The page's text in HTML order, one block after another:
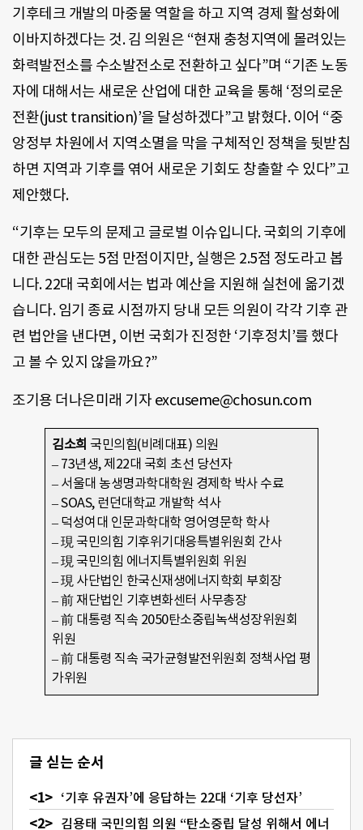
기후테크 개발의 마중물 역할을 하고 지역 경제 활성화에
이바지하겠다는 것. 김 의원은 “현재 충청지역에 몰려있는
화력발전소를 수소발전소로 전환하고 싶다”며 “기존 노동
자에 대해서는 새로운 산업에 대한 교육을 통해 ‘정의로운
전환(just transition)’을 달성하겠다”고 밝혔다. 이어 “중
앙정부 차원에서 지역소멸을 막을 구체적인 정책을 뒷받침
하면 지역과 기후를 엮어 새로운 기회도 창출할 수 있다”고
제안했다.
“기후는 모두의 문제고 글로벌 이슈입니다. 국회의 기후에
대한 관심도는 5점 만점이지만, 실행은 2.5점 정도라고 봅
니다. 22대 국회에서는 법과 예산을 지원해 실천에 옮기겠
습니다. 임기 종료 시점까지 당내 모든 의원이 각각 기후 관
련 법안을 낸다면, 이번 국회가 진정한 ‘기후정치’를 했다
고 볼 수 있지 않을까요?”
조기용 더나은미래 기자 excuseme@chosun.com
김소희 국민의힘(비례대표) 의원
– 73년생, 제22대 국회 초선 당선자
– 서울대 농생명과학대학원 경제학 박사 수료
– SOAS, 런던대학교 개발학 석사
– 덕성여대 인문과학대학 영어영문학 학사
– 現 국민의힘 기후위기대응특별위원회 간사
– 現 국민의힘 에너지특별위원회 위원
– 現 사단법인 한국신재생에너지학회 부회장
– 前 재단법인 기후변화센터 사무총장
– 前 대통령 직속 2050탄소중립녹색성장위원회
위원
– 前 대통령 직속 국가균형발전위원회 정책사업 평
가위원
글 싣는 순서
‘기후 유권자’에 응답하는 22대 ‘기후 당선자’
김용태 국민의힘 의원 “탄소중립 달성 위해서 에너